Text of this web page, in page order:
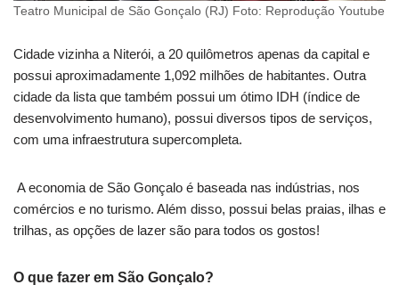
Teatro Municipal de São Gonçalo (RJ) Foto: Reprodução Youtube
Cidade vizinha a Niterói, a 20 quilômetros apenas da capital e
possui aproximadamente 1,092 milhões de habitantes. Outra
cidade da lista que também possui um ótimo IDH (índice de
desenvolvimento humano), possui diversos tipos de serviços,
com uma infraestrutura supercompleta.
A economia de São Gonçalo é baseada nas indústrias, nos
comércios e no turismo. Além disso, possui belas praias, ilhas e
trilhas, as opções de lazer são para todos os gostos!
O que fazer em São Gonçalo?